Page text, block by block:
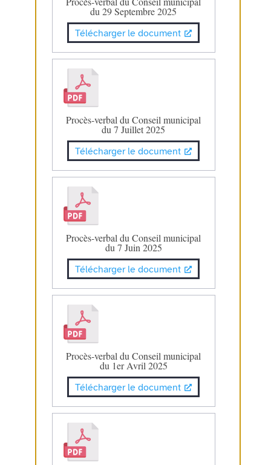
du 29 Septembre 2025
Télécharger le document
Procès-verbal du Conseil municipal
du 7 Juillet 2025
Télécharger le document
Procès-verbal du Conseil municipal
du 7 Juin 2025
Télécharger le document
Procès-verbal du Conseil municipal
du 1er Avril 2025
Télécharger le document